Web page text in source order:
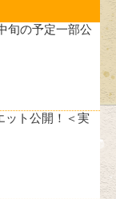
旬の予定一部公
ット公開！＜実